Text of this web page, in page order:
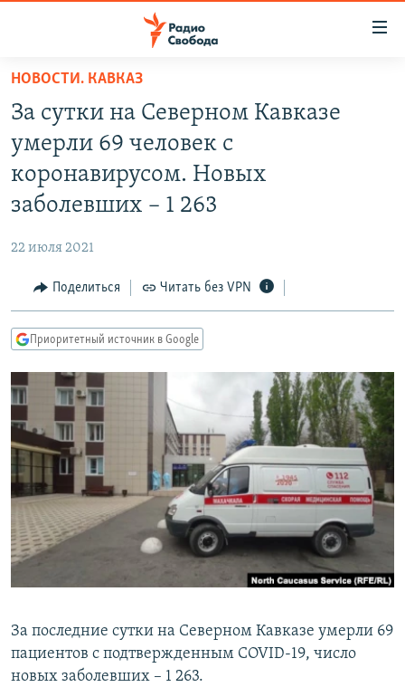
упрощенного
доступа
основному
содержанию
навигации
Вернутся
ПОДКАСТЫ
АВТОРСКИЕ ПРОЕКТЫ
ЦИТАТЫ СВОБОДЫ
IDEL.РЕАЛИИ
КАВКАЗ.РЕАЛИИ
СИБИРЬ.РЕАЛИИ
РАСПИСАНИЕ ВЕЩАНИЯ
ПОДПИШИТЕСЬ НА РАССЫЛКУ
СОЦИАЛЬНЫЕ СЕТИ
Все сайты РСЕ/РС
НОВОСТИ. КАВКАЗ
За сутки на Северном Кавказе
умерли 69 человек с
коронавирусом. Новых
заболевших – 1 263
22 июля 2021
Поделиться Читать без VPN
Приоритетный источник в Google
За последние сутки на Северном Кавказе умерли 69
пациентов с подтвержденным COVID-19, число
новых заболевших – 1 263.